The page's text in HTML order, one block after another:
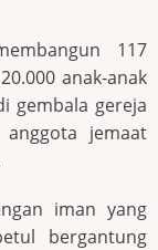
117
anak-anak
gembala gereja
jemaat
iman yang
bergantung